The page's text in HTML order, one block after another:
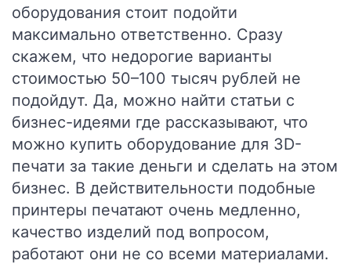
оборудования стоит подойти
максимально ответственно. Сразу
скажем, что недорогие варианты
стоимостью 50–100 тысяч рублей не
подойдут. Да, можно найти статьи с
бизнес-идеями где рассказывают, что
можно купить оборудование для 3D-
печати за такие деньги и сделать на этом
бизнес. В действительности подобные
принтеры печатают очень медленно,
качество изделий под вопросом,
работают они не со всеми материалами.